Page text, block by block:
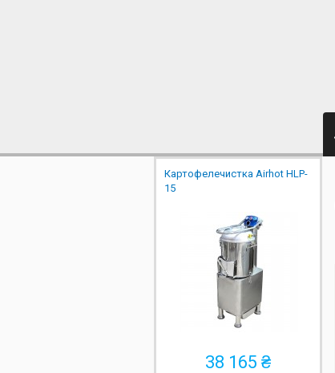
Картофелечистка Airhot HLP-
15
38 165 ₴